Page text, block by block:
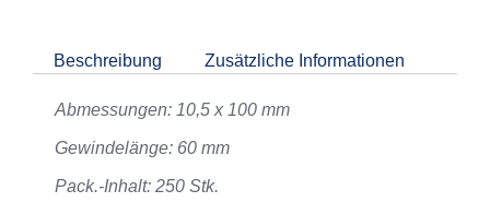
Beschreibung Zusätzliche Informationen
Abmessungen: 10,5 x 100 mm
Gewindelänge: 60 mm
Pack.-Inhalt: 250 Stk.